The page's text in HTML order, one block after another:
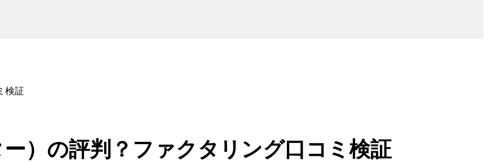
検証
）の評判？ファクタリング口コミ検証